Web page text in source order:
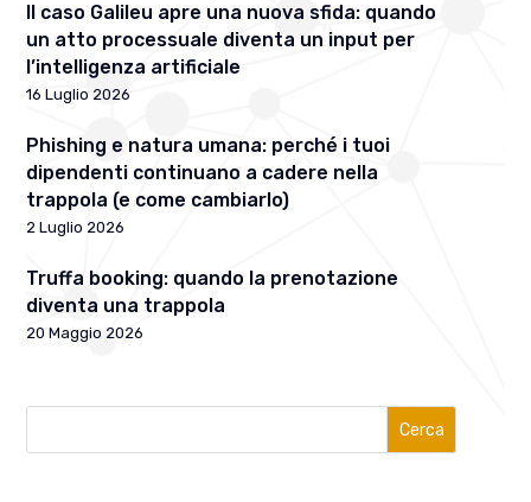
Il caso Galileu apre una nuova sfida: quando
un atto processuale diventa un input per
l’intelligenza artificiale
16 Luglio 2026
Phishing e natura umana: perché i tuoi
dipendenti continuano a cadere nella
trappola (e come cambiarlo)
2 Luglio 2026
Truffa booking: quando la prenotazione
diventa una trappola
20 Maggio 2026
Cerca